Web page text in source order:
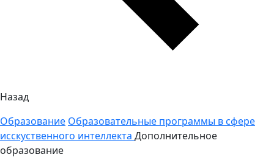
Назад
Образование Образовательные программы в сфере
исскуственного интеллекта Дополнительное
образование